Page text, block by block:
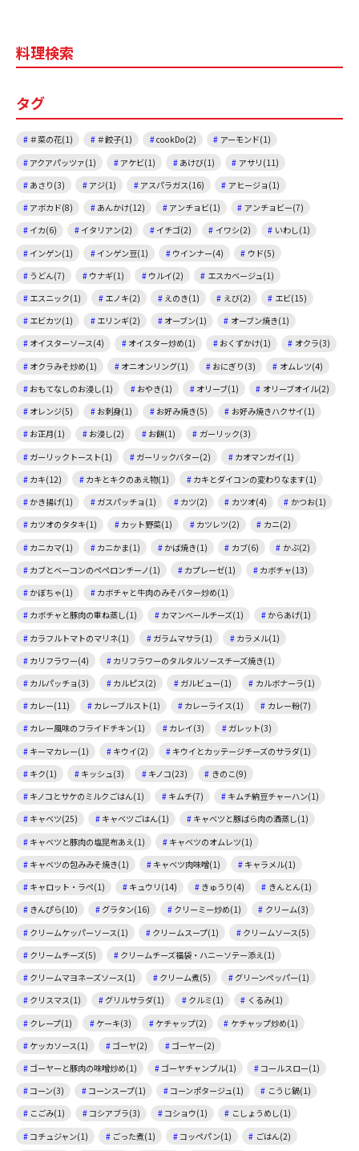
b
o
k
料理検索
タグ
＃菜の花(1) ＃餃子(1) cookDo(2)
アーモンド(1)
アクアパッツァ(1)
アケビ(1) あけび(1)
アサリ(11)
あさり(3)
アジ(1) アスパラガス(16)
アヒージョ(1)
アボカド(8)
あんかけ(12) アンチョビ(1)
アンチョビー(7)
イカ(6)
イタリアン(2) イチゴ(2) イワシ(2)
いわし(1)
インゲン(1)
インゲン豆(1) ウインナー(4)
ウド(5)
うどん(7)
ウナギ(1) ウルイ(2)
エスカベージュ(1)
エスニック(1)
エノキ(2) えのき(1) えび(2)
エビ(15)
エビカツ(1)
エリンギ(2) オーブン(1)
オーブン焼き(1)
オイスターソース(4)
オイスター炒め(1) おくずかけ(1)
オクラ(3)
オクラみそ炒め(1)
オニオンリング(1) おにぎり(3)
オムレツ(4)
おもてなしのお浸し(1)
おやき(1) オリーブ(1)
オリーブオイル(2)
オレンジ(5)
お刺身(1) お好み焼き(5)
お好み焼きハクサイ(1)
お正月(1)
お浸し(2) お餅(1)
ガーリック(3)
ガーリックトースト(1)
ガーリックバター(2)
カオマンガイ(1)
カキ(12)
カキとキクのあえ物(1)
カキとダイコンの変わりなます(1)
かき揚げ(1)
ガスパッチョ(1) カツ(2) カツオ(4)
かつお(1)
カツオのタタキ(1)
カット野菜(1) カツレツ(2)
カニ(2)
カニカマ(1)
カニかま(1) かば焼き(1) カブ(6)
かぶ(2)
カブとベーコンのペペロンチーノ(1)
カプレーゼ(1)
カボチャ(13)
かぼちゃ(1)
カボチャと牛肉のみそバター炒め(1)
カボチャと豚肉の重ね蒸し(1)
カマンベールチーズ(1)
からあげ(1)
カラフルトマトのマリネ(1)
ガラムマサラ(1)
カラメル(1)
カリフラワー(4)
カリフラワーのタルタルソースチーズ焼き(1)
カルパッチョ(3)
カルピス(2) ガルビュー(1)
カルボナーラ(1)
カレー(11)
カレーブルスト(1) カレーライス(1)
カレー粉(7)
カレー風味のフライドチキン(1)
カレイ(3)
ガレット(3)
キーマカレー(1)
キウイ(2)
キウイとカッテージチーズのサラダ(1)
キク(1)
キッシュ(3) キノコ(23)
きのこ(9)
キノコとサケのミルクごはん(1)
キムチ(7)
キムチ納豆チャーハン(1)
キャベツ(25)
キャベツごはん(1)
キャベツと豚ばら肉の酒蒸し(1)
キャベツと豚肉の塩昆布あえ(1)
キャベツのオムレツ(1)
キャベツの包みみそ焼き(1)
キャベツ肉味噌(1)
キャラメル(1)
キャロット・ラペ(1)
キュウリ(14) きゅうり(4)
きんとん(1)
きんぴら(10)
グラタン(16) クリーミー炒め(1)
クリーム(3)
クリームケッパーソース(1)
クリームスープ(1)
クリームソース(5)
クリームチーズ(5)
クリームチーズ福袋・ハニーソテー添え(1)
クリームマヨネーズソース(1)
クリーム煮(5)
グリーンペッパー(1)
クリスマス(1)
グリルサラダ(1) クルミ(1)
くるみ(1)
クレープ(1)
ケーキ(3) ケチャップ(2)
ケチャップ炒め(1)
ケッカソース(1)
ゴーヤ(2)
ゴーヤー(2)
ゴーヤーと豚肉の味噌炒め(1)
ゴーヤチャンプル(1)
コールスロー(1)
コーン(3)
コーンスープ(1) コーンポタージュ(1)
こうじ鍋(1)
こごみ(1)
コシアブラ(3) コショウ(1)
こしょうめし(1)
コチュジャン(1)
ごった煮(1) コッペパン(1)
ごはん(2)